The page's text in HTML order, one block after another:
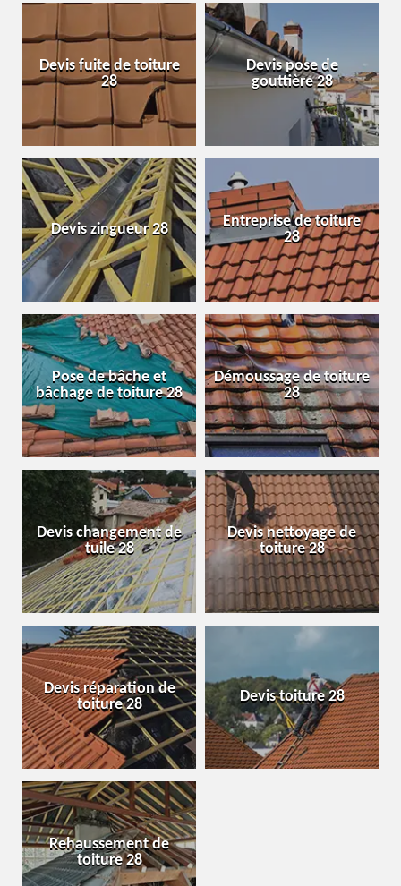
Devis fuite de toiture
28
Devis pose de
gouttière 28
Devis zingueur 28
Entreprise de toiture
28
Pose de bâche et
bâchage de toiture 28
Démoussage de toiture
28
Devis changement de
tuile 28
Devis nettoyage de
toiture 28
Devis réparation de
toiture 28
Devis toiture 28
Rehaussement de
toiture 28